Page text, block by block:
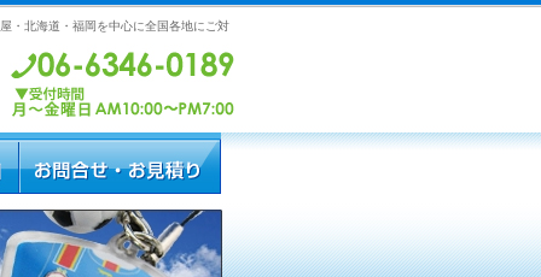
・北海道・福岡を中心に全国各地にご対